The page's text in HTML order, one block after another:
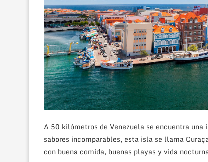
A 50 kilómetros de Venezuela se encuentra
sabores incomparables, esta isla se llama
con buena comida, buenas playas y vida